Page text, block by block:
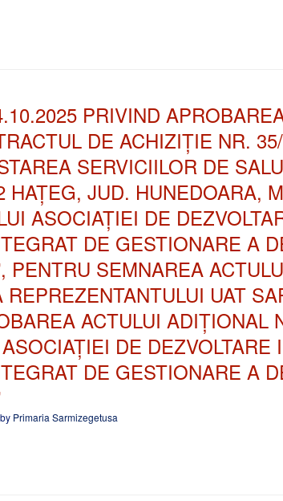
PRIVIND
DE ACHIZIȚIE NR.
SERVICIILOR DE
HAȚEG, JUD. HUNEDOARA,
ASOCIAȚIEI DE
DE GESTIONARE A
PENTRU SEMNAREA
REPREZENTANTULUI UAT
ACTULUI ADIȚIONAL
DE DEZVOLTARE
DE GESTIONARE A
by Primaria Sarmizegetusa